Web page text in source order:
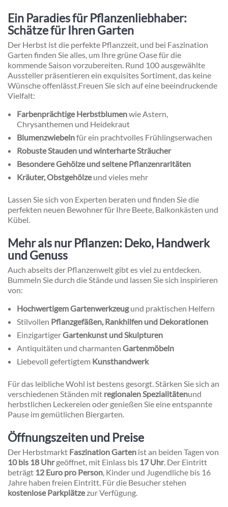
Ein Paradies für Pflanzenliebhaber:
Schätze für Ihren Garten
Der Herbst ist die perfekte Pflanzzeit, und bei Faszination
Garten finden Sie alles, um Ihre grüne Oase für die
kommende Saison vorzubereiten. Rund 100 ausgewählte
Aussteller präsentieren ein exquisites Sortiment, das keine
Wünsche offenlässt.Freuen Sie sich auf eine beeindruckende
Vielfalt:
Farbenprächtige Herbstblumenwie Astern,
Chrysanthemen und Heidekraut
Blumenzwiebelnfür ein prachtvolles Frühlingserwachen
Robuste Stauden und winterharte Sträucher
Besondere Gehölze und seltene Pflanzenraritäten
Kräuter, Obstgehölzeund vieles mehr
Lassen Sie sich von Experten beraten und finden Sie die
perfekten neuen Bewohner für Ihre Beete, Balkonkästen und
Kübel.
Mehr als nur Pflanzen: Deko, Handwerk
und Genuss
Auch abseits der Pflanzenwelt gibt es viel zu entdecken.
Bummeln Sie durch die Stände und lassen Sie sich inspirieren
von:
Hochwertigem Gartenwerkzeugund praktischen Helfern
Stilvollen Pflanzgefäßen, Rankhilfen und Dekorationen
EinzigartigerGartenkunst und Skulpturen
Antiquitäten und charmanten Gartenmöbeln
Liebevoll gefertigtem Kunsthandwerk
Für das leibliche Wohl ist bestens gesorgt. Stärken Sie sich an
verschiedenen Ständen mit regionalen Spezialitätenund
herbstlichen Leckereien oder genießen Sie eine entspannte
Pause im gemütlichen Biergarten.
Öffnungszeiten und Preise
Der Herbstmarkt Faszination Garten ist an beiden Tagen von
10 bis 18 Uhrgeöffnet, mit Einlass bis 17 Uhr. Der Eintritt
beträgt 12 Euro pro Person, Kinder und Jugendliche bis 16
Jahre haben freien Eintritt. Für die Besucher stehen
kostenlose Parkplätzezur Verfügung.